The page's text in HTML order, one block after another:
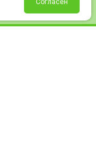
Избранное Корзина
Согласен